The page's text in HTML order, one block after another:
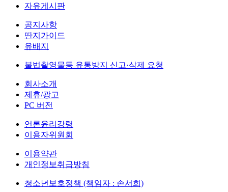
자유게시판
공지사항
딴지가이드
유배지
불법촬영물등 유통방지 신고·삭제 요청
회사소개
제휴/광고
PC 버전
언론윤리강령
이용자위원회
이용약관
개인정보취급방침
청소년보호정책 (책임자 : 손서희)